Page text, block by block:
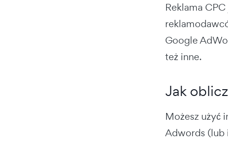
Reklama CPC
Google
też inne.
Jak
Możesz użyć
Adwords (lub